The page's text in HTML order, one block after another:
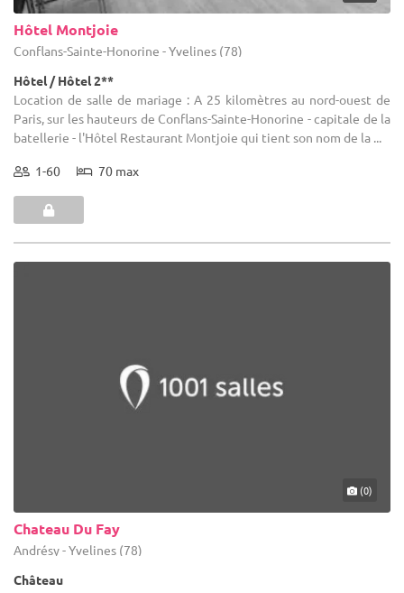
Hôtel Montjoie
Conflans-Sainte-Honorine - Yvelines (78)
Hôtel / Hôtel 2**
Location de salle de mariage : A 25 kilomètres au nord-ouest de
Paris, sur les hauteurs de Conflans-Sainte-Honorine - capitale de la
batellerie - l'Hôtel Restaurant Montjoie qui tient son nom de la ...
1-60 70 max
(0)
Chateau Du Fay
Andrésy - Yvelines (78)
Château